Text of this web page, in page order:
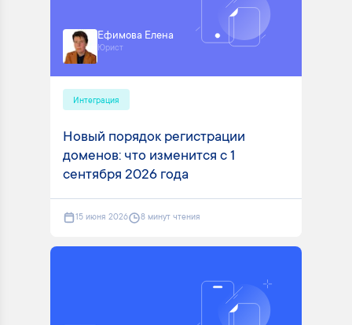
Ефимова Елена
Юрист
Интеграция
Новый порядок регистрации
доменов: что изменится с 1
сентября 2026 года
15 июня 2026 8 минут чтения